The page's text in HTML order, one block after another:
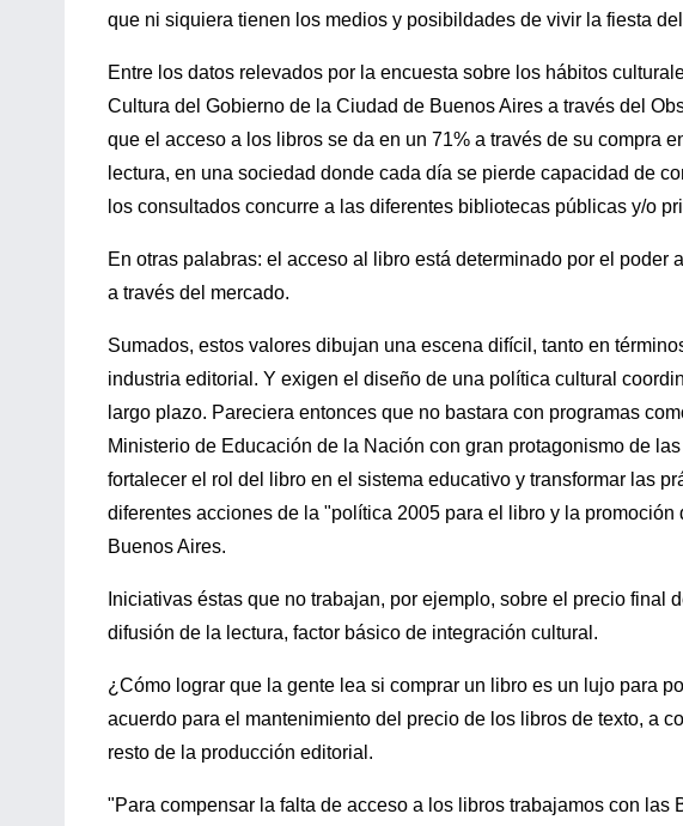
que ni siquiera tienen los medios y posibildades de vivir la fiesta
Entre los datos relevados por la encuesta sobre los hábitos
Cultura del Gobierno de la Ciudad de Buenos Aires a través del
que el acceso a los libros se da en un 71% a través de su compra
lectura, en una sociedad donde cada día se pierde capacidad de
los consultados concurre a las diferentes bibliotecas públicas y/o
En otras palabras: el acceso al libro está determinado por el
a través del mercado.
Sumados, estos valores dibujan una escena difícil, tanto en
industria editorial. Y exigen el diseño de una política cultural
largo plazo. Pareciera entonces que no bastara con programas
Ministerio de Educación de la Nación con gran protagonismo de
fortalecer el rol del libro en el sistema educativo y transformar las
diferentes acciones de la "política 2005 para el libro y la
Buenos Aires.
Iniciativas éstas que no trabajan, por ejemplo, sobre el precio final
difusión de la lectura, factor básico de integración cultural.
¿Cómo lograr que la gente lea si comprar un libro es un lujo para
acuerdo para el mantenimiento del precio de los libros de texto, a
resto de la producción editorial.
"Para compensar la falta de acceso a los libros trabajamos con